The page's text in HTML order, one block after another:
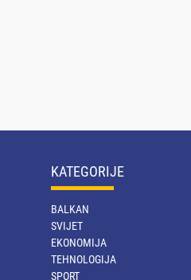
KATEGORIJE
BALKAN
SVIJET
EKONOMIJA
TEHNOLOGIJA
SPORT